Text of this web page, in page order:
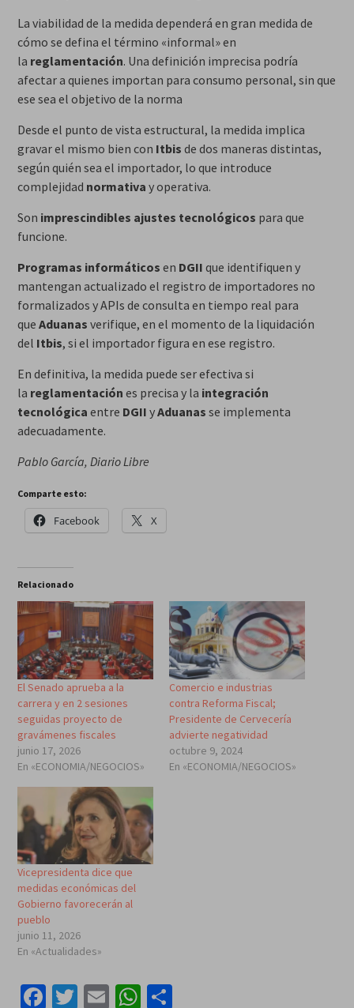
La viabilidad de la medida dependerá en gran medida de
cómo se defina el término «informal» en
la reglamentación. Una definición imprecisa podría
afectar a quienes importan para consumo personal, sin que
ese sea el objetivo de la norma
Desde el punto de vista estructural, la medida implica
gravar el mismo bien con Itbis de dos maneras distintas,
según quién sea el importador, lo que introduce
complejidad normativa y operativa.
Son imprescindibles ajustes tecnológicos para que
funcione.
Programas informáticos en DGII que identifiquen y
mantengan actualizado el registro de importadores no
formalizados y APIs de consulta en tiempo real para
que Aduanas verifique, en el momento de la liquidación
del Itbis, si el importador figura en ese registro.
En definitiva, la medida puede ser efectiva si
la reglamentación es precisa y la integración
tecnológica entre DGII yAduanas se implementa
adecuadamente.
Pablo García, Diario Libre
Comparte esto:
Facebook X
Relacionado
El Senado aprueba a la
carrera y en 2 sesiones
seguidas proyecto de
gravámenes fiscales
junio 17, 2026
En «ECONOMIA/NEGOCIOS»
Comercio e industrias
contra Reforma Fiscal;
Presidente de Cervecería
advierte negatividad
octubre 9, 2024
En «ECONOMIA/NEGOCIOS»
Vicepresidenta dice que
medidas económicas del
Gobierno favorecerán al
pueblo
junio 11, 2026
En «Actualidades»
Facebook
Twitter
EmailWhatsApp
Compartir